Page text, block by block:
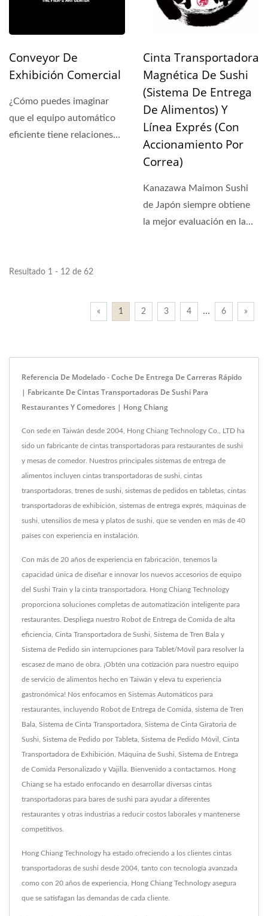
Conveyor De
Exhibición Comercial
¿Cómo puedes imaginar
que el equipo automático
eficiente tiene relaciones
Cinta Transportadora
Magnética De Sushi
(Sistema De Entrega
De Alimentos) Y
Línea Exprés (Con
Accionamiento Por
Correa)
Kanazawa Maimon Sushi
de Japón siempre obtiene
la mejor evaluación en la
Resultado 1 - 12 de 62
« 1 2 3 4 … 6 »
Referencia De Modelado - Coche De Entrega De Carreras Rápido
| Fabricante De Cintas Transportadoras De Sushi Para
Restaurantes Y Comedores | Hong Chiang
Con sede en Taiwán desde 2004, Hong Chiang Technology Co., LTD ha
sido un fabricante de cintas transportadoras para restaurantes de sushi
y mesas de comedor. Nuestros principales sistemas de entrega de
alimentos incluyen cintas transportadoras de sushi, cintas
transportadoras, trenes de sushi, sistemas de pedidos en tabletas, cintas
transportadoras de exhibición, sistemas de entrega exprés, máquinas de
sushi, utensilios de mesa y platos de sushi, que se venden en más de 40
países con experiencia en instalación.
Con más de 20 años de experiencia en fabricación, tenemos la
capacidad única de diseñar e innovar los nuevos accesorios de equipo
del Sushi Train y la cinta transportadora. Hong Chiang Technology
proporciona soluciones completas de automatización inteligente para
restaurantes. Despliega nuestro Robot de Entrega de Comida de alta
eficiencia, Cinta Transportadora de Sushi, Sistema de Tren Bala y
Sistema de Pedido sin interrupciones para Tablet/Móvil para resolver la
escasez de mano de obra. ¡Obtén una cotización para nuestro equipo
de servicio de alimentos hecho en Taiwán y eleva tu experiencia
gastronómica! Nos enfocamos en Sistemas Automáticos para
restaurantes, incluyendo Robot de Entrega de Comida, sistema de Tren
Bala, Sistema de Cinta Transportadora, Sistema de Cinta Giratoria de
Sushi, Sistema de Pedido por Tableta, Sistema de Pedido Móvil, Cinta
Transportadora de Exhibición, Máquina de Sushi, Sistema de Entrega
de Comida Personalizado y Vajilla. Bienvenido a contactarnos. Hong
Chiang se ha estado enfocando en desarrollar diversas cintas
transportadoras para bares de sushi para ayudar a diferentes
restaurantes y otras industrias a reducir costos laborales y mantenerse
competitivos.
Hong Chiang Technology ha estado ofreciendo a los clientes cintas
transportadoras de sushi desde 2004, tanto con tecnología avanzada
como con 20 años de experiencia, Hong Chiang Technology asegura
que se satisfagan las demandas de cada cliente.